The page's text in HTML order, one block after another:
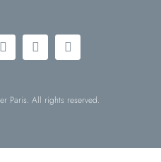
Paris. All rights reserved.